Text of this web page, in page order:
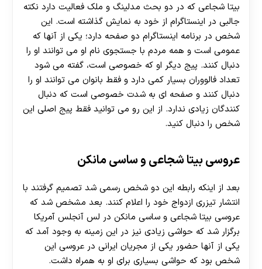
هات بت
بیتا شجاعی که در دو بحث مدلینگ و ملک فعالیت دارد نکته
جالبی در اینستاگرام از خود به نمایش گذاشته است. این
شخص در برنامه اینستاگرام دو صفحه دارد؛ یکی از آنها که
عمومی است و همه مردم با جستجوی نام او می توانند او را
دنبال کنند. پیج دیگر او که خصوصی است، گفته می شود
تعداد فالووران بسیار کمی دارد و فقط بانوان می توانند او را
دنبال کنند و صفحه ای به شدت خصوصی است که دنبال
کنندگان زیادی ندارد. از این رو می توانید فقط پیج اصلی این
شخص را دنبال کنید.
عروسی بیتا شجاعی و ساسی مانکن
بعد از اینکه رابطه این دو شخص رسمی شد تصمیم گرفتند با
انتشار تیزری ازدواج خود را اعلام کنند. بعد مشخص شد که
عروسی بیتا شجاعی و ساسی مانکن در لس آنجلس آمریکا
برگزار شد که حواشی زیادی نیز در این زمینه به وجود آمد که
یکی از آنها حضور یکی از مجریان ایرانی در عروسی این
شخص بود که حواشی بسیاری برای او به همراه داشت.